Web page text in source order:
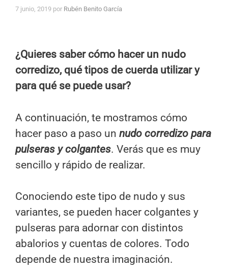
7 junio, 2019 por Rubén Benito García
¿Quieres saber cómo hacer un nudo
corredizo, qué tipos de cuerda utilizar y
para qué se puede usar?
A continuación, te mostramos cómo
hacer paso a paso un nudo corredizo para
pulseras y colgantes. Verás que es muy
sencillo y rápido de realizar.
Conociendo este tipo de nudo y sus
variantes, se pueden hacer colgantes y
pulseras para adornar con distintos
abalorios y cuentas de colores. Todo
depende de nuestra imaginación.